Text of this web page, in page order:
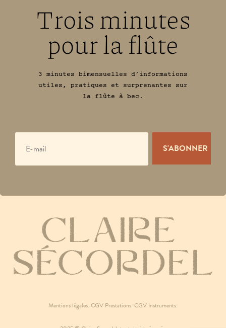
Trois minutes
pour la flûte
3 minutes bimensuelles d’informations
utiles, pratiques et surprenantes sur
la flûte à bec.
Mentions légales. CGV Prestations. CGV Instruments.